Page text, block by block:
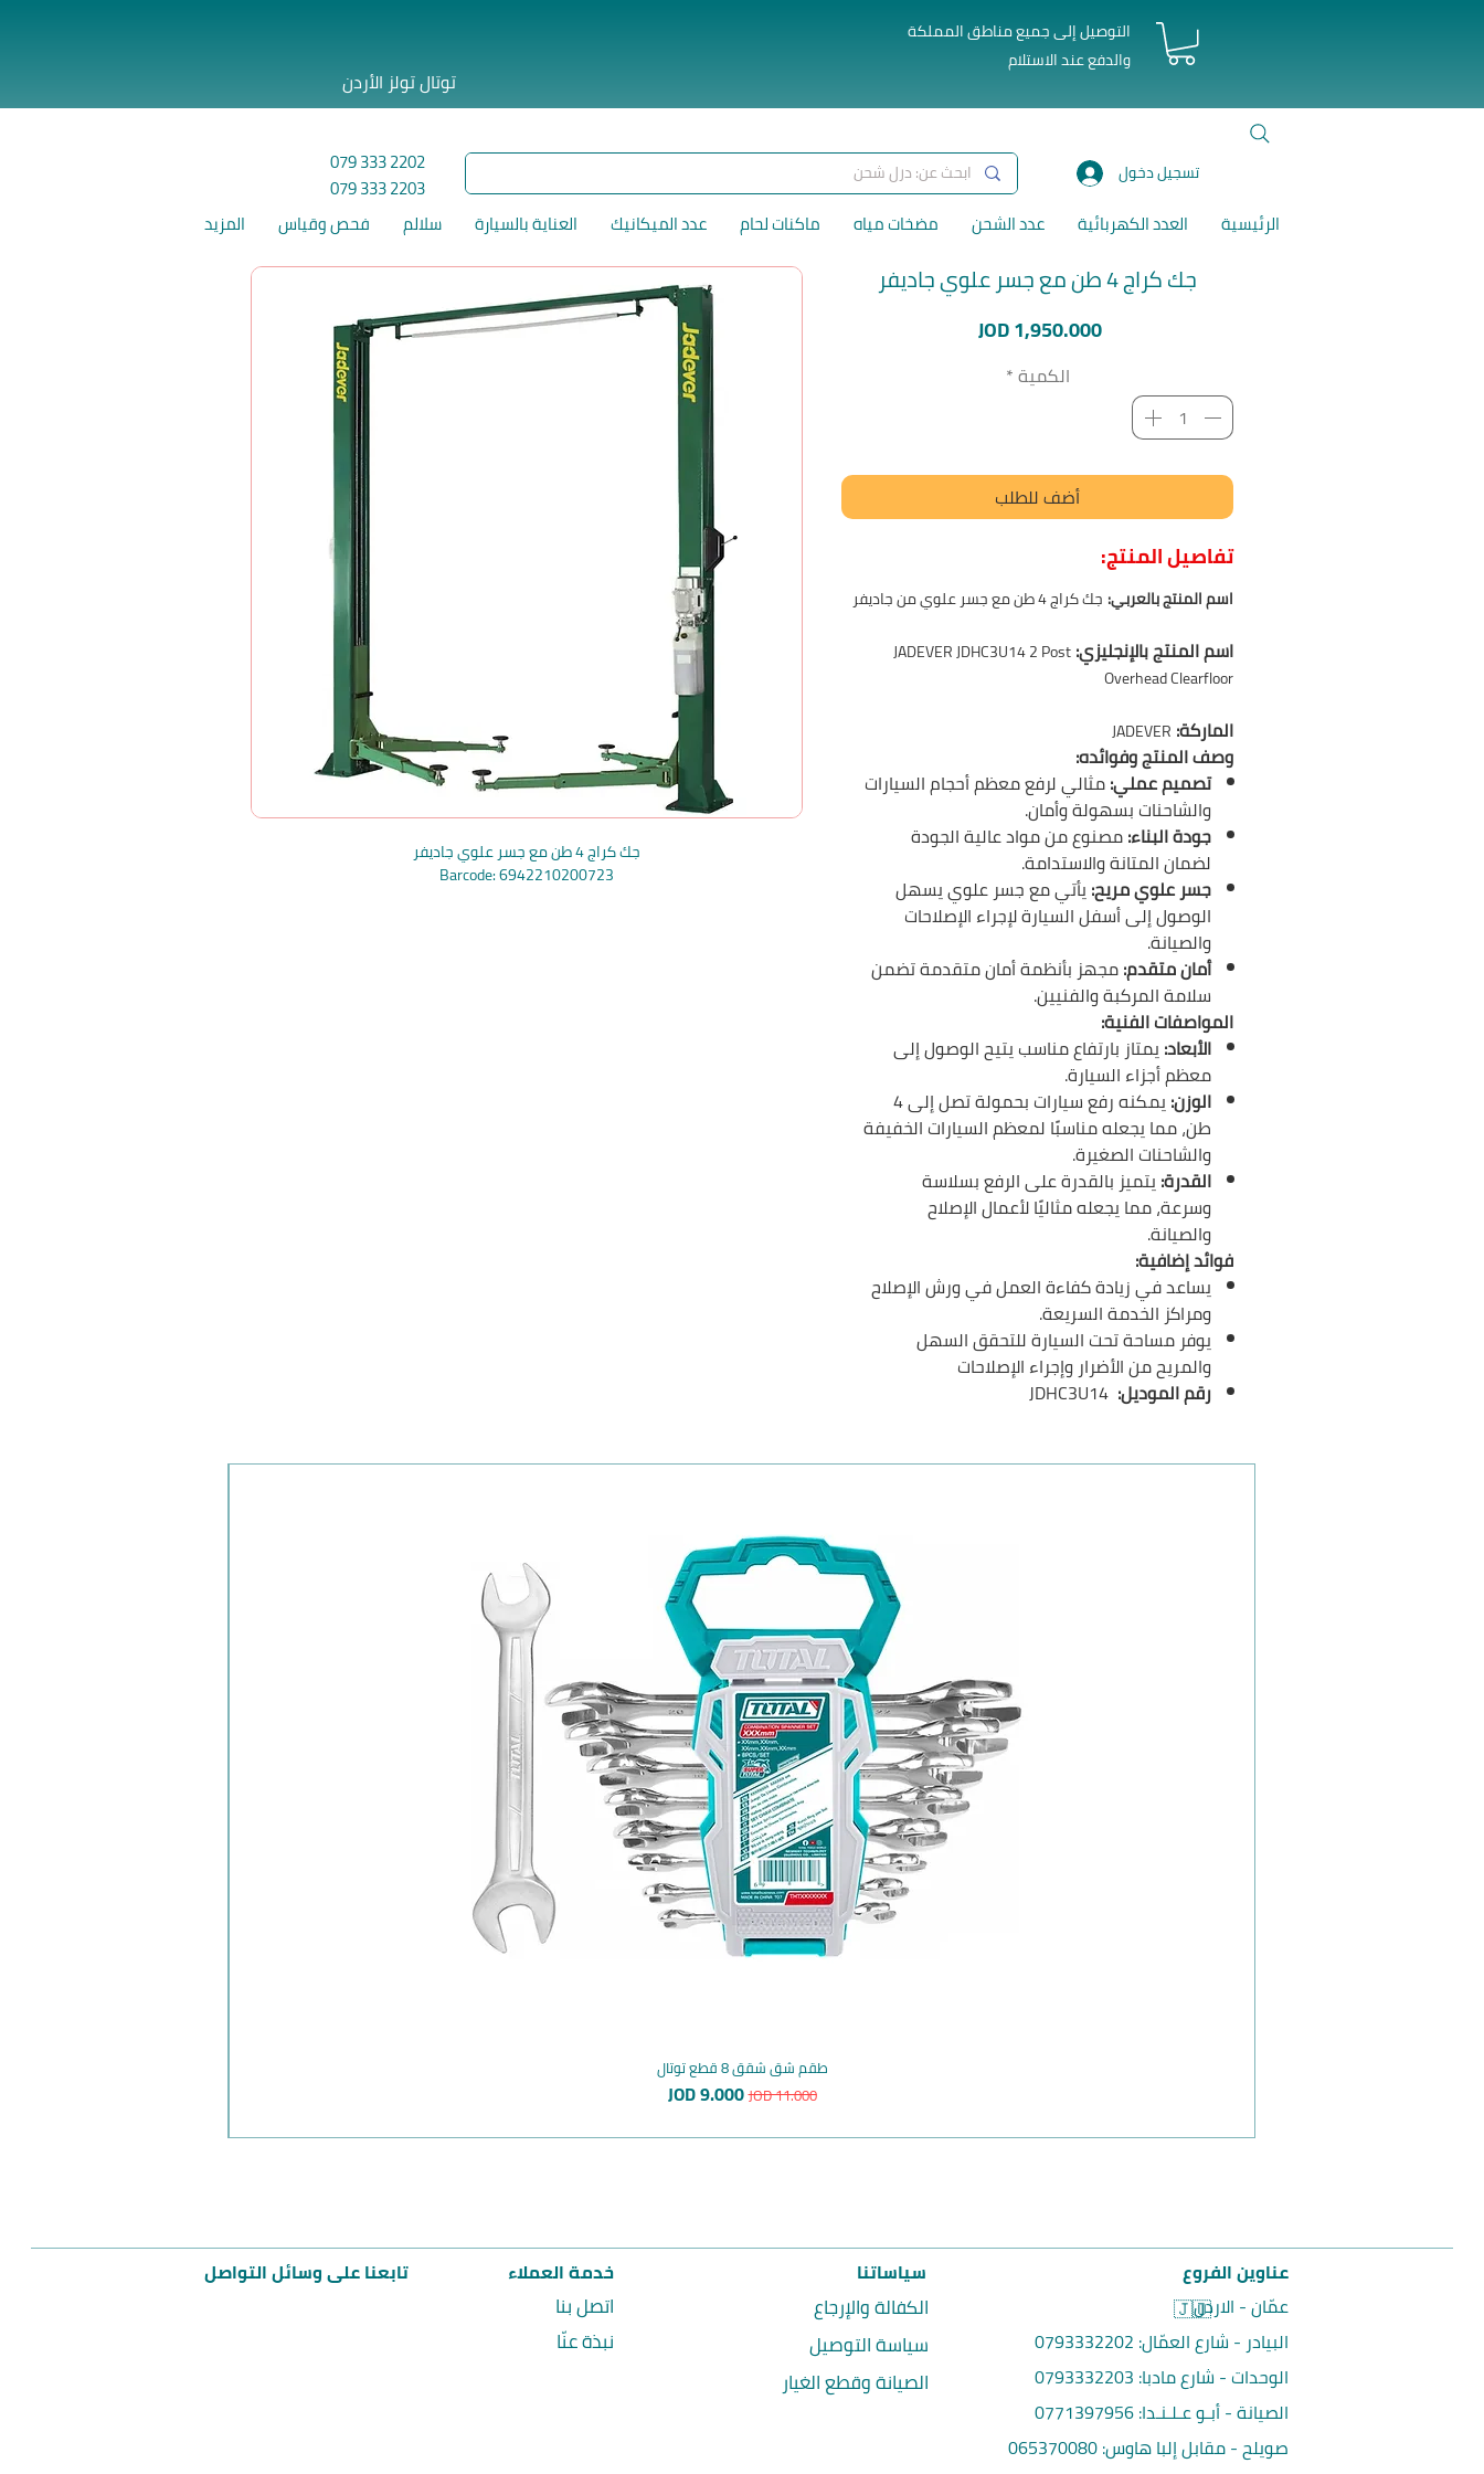
توتال تولز الأردن
التوصيل إلى جميع مناطق المملكة
والدفع عند الاستلام
079 333 2202
079 333 2203
تسجيل دخول
الرئيسية العدد الكهربائية عدد الشحن مضخات مياه ماكنات لحام عدد الميكانيك العناية بالسيارة سلالم فحص وقياس المزيد
جك كراج 4 طن مع جسر علوي جاديفر
Barcode: 6942210200723
جك كراج 4 طن مع جسر علوي جاديفر
JOD 1,950.000السعر
الكمية*
أضف للطلب
تفاصيل المنتج:
اسم المنتج بالعربي: جك كراج 4 طن مع جسر علوي من جاديفر
اسم المنتج بالإنجليزي:JADEVER JDHC3U14 2 Post
Overhead Clearfloor
الماركة: JADEVER
وصف المنتج وفوائده:
تصميم عملي:مثالي لرفع معظم أحجام السيارات
والشاحنات بسهولة وأمان.
جودة البناء:مصنوع من مواد عالية الجودة
لضمان المتانة والاستدامة.
جسر علوي مريح:يأتي مع جسر علوي يسهل
الوصول إلى أسفل السيارة لإجراء الإصلاحات
والصيانة.
أمان متقدم:مجهز بأنظمة أمان متقدمة تضمن
سلامة المركبة والفنيين.
المواصفات الفنية:
الأبعاد:يمتاز بارتفاع مناسب يتيح الوصول إلى
معظم أجزاء السيارة.
الوزن:
يمكنه رفع سيارات بحمولة تصل إلى 4
طن، مما يجعله مناسبًا لمعظم السيارات الخفيفة
والشاحنات الصغيرة.
القدرة:يتميز بالقدرة على الرفع بسلاسة
وسرعة، مما يجعله مثاليًا لأعمال الإصلاح
والصيانة.
فوائد إضافية:
يساعد في زيادة كفاءة العمل في ورش الإصلاح
ومراكز الخدمة السريعة.
يوفر مساحة تحت السيارة للتحقق السهل
والمريح من الأضرار وإجراء الإصلاحات
رقم الموديل:
طقم شق شقق 8 قطع توتال
سعر عادي
JOD 11.000سعر البيع
JOD 9.000
تابعنا على وسائل التواصل خدمة العملاء
اتصل بنا
نبذة عنّا
سياساتنا
الكفالة والإرجاع
سياسة التوصيل
الصيانة وقطع الغيار
عناوين الفروع
🇯🇴عمّان - الاردن
البيادر - شارع العمّال: 0793332202
الوحدات - شارع مادبا: 0793332203
الصيانة - أبـو عـلـنـدا:0771397956
صويلح - مقابل إلبا هاوس:
065370080